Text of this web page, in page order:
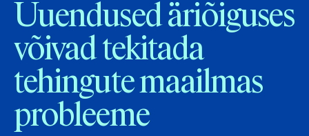
Uuendused äriõiguses
võivad tekitada
tehingute maailmas
probleeme